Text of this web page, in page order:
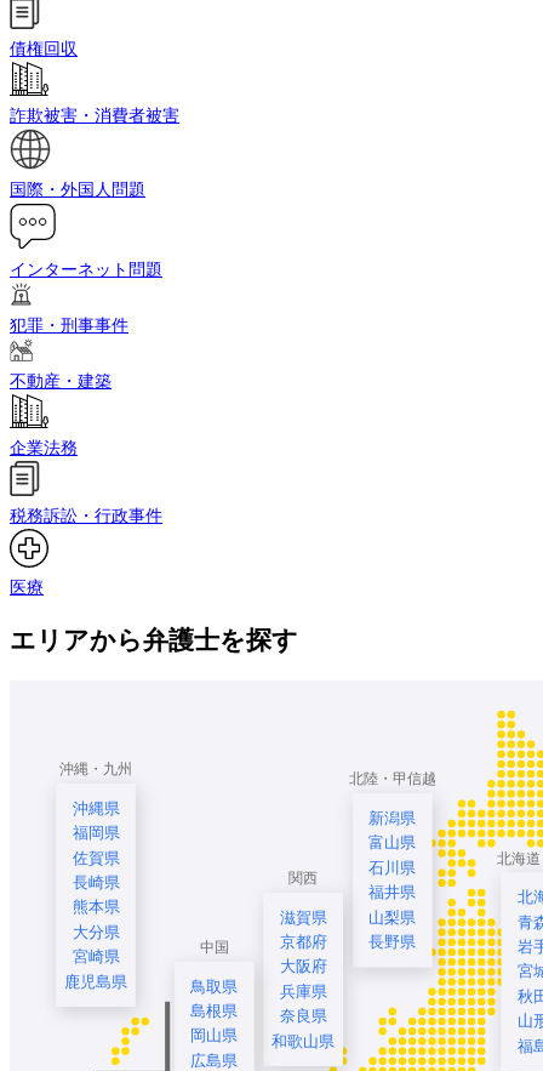
債権回収
詐欺被害・消費者被害
国際・外国人問題
インターネット問題
犯罪・刑事事件
不動産・建築
企業法務
税務訴訟・行政事件
医療
エリアから弁護士を探す
北陸・甲信越
新潟県
富山県
石川県
福井県
山梨県
長野県
北海
北
青
岩
宮
秋
山
福
関西
滋賀県
京都府
大阪府
兵庫県
奈良県
和歌山県
中国
鳥取県
島根県
岡山県
広島県
沖縄・九州
沖縄県
福岡県
佐賀県
長崎県
熊本県
大分県
宮崎県
鹿児島県